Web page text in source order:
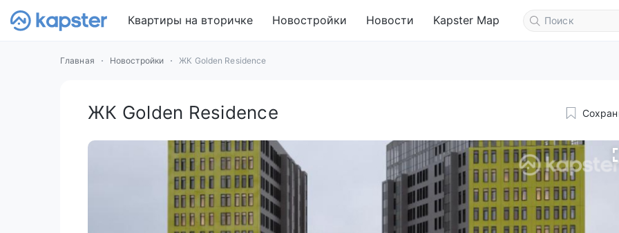
Квартиры на вторичке Новостройки Новости Kapster Map
Главная Новостройки ЖК Golden Residence
ЖК Golden Residence